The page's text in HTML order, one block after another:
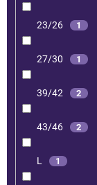
23/26 1
27/30 1
39/42 2
43/46 2
L 1